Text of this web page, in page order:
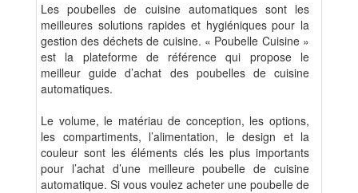
Les poubelles de cuisine automatiques sont les
meilleures solutions rapides et hygiéniques pour la
gestion des déchets de cuisine. « Poubelle Cuisine »
est la plateforme de référence qui propose le
meilleur guide d’achat des poubelles de cuisine
automatiques.
Le volume, le matériau de conception, les options,
les compartiments, l’alimentation, le design et la
couleur sont les éléments clés les plus importants
pour l’achat d’une meilleure poubelle de cuisine
automatique. Si vous voulez acheter une poubelle de